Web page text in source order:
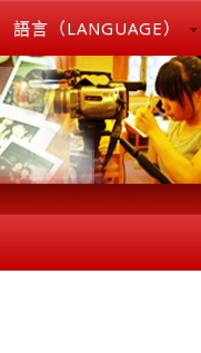
語言（LANGUAGE）